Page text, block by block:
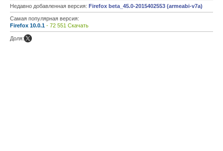
Недавно добавленная версия: Firefox beta_45.0-2015402553 (armeabi-v7a)
Самая популярная версия:
Firefox 10.0.1 - 72 551 Скачать
Доля: